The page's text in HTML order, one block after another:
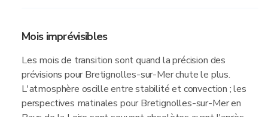
Mois imprévisibles
Les mois de transition sont quand la précision des
prévisions pour Bretignolles-sur-Mer chute le plus.
L'atmosphère oscille entre stabilité et convection ; les
perspectives matinales pour Bretignolles-sur-Mer en